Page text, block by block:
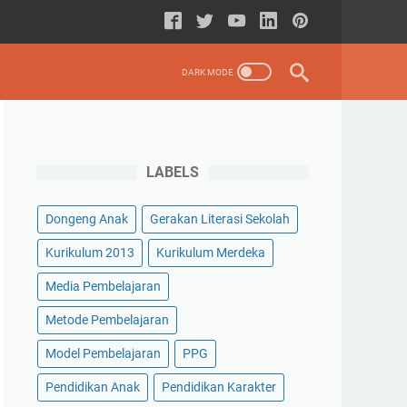
LABELS
Dongeng Anak Gerakan Literasi Sekolah
Kurikulum 2013 Kurikulum Merdeka
Media Pembelajaran
Metode Pembelajaran
Model Pembelajaran PPG
Pendidikan Anak Pendidikan Karakter